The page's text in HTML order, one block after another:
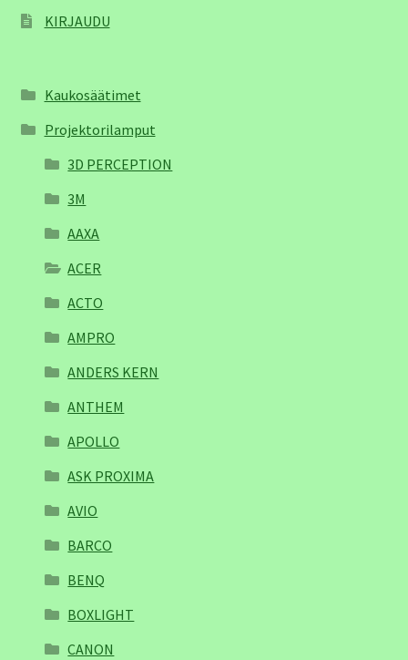
KIRJAUDU
Kaukosäätimet
Projektorilamput
3D PERCEPTION
3M
AAXA
ACER
ACTO
AMPRO
ANDERS KERN
ANTHEM
APOLLO
ASK PROXIMA
AVIO
BARCO
BENQ
BOXLIGHT
CANON